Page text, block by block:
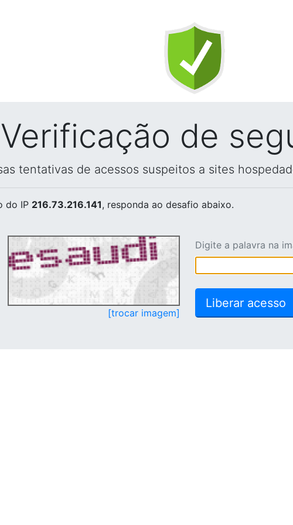
Verificação de
tentativas de acessos suspeitos a sites
do IP 216.73.216.141, responda ao desafio abaixo.
[trocar imagem]
Digite a palavra na